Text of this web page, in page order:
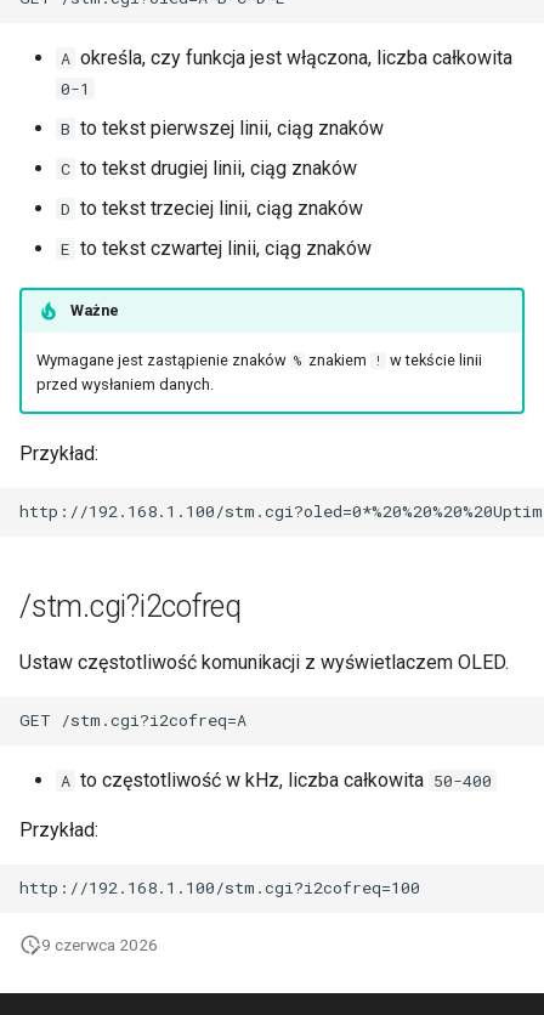
A określa, czy funkcja jest włączona, liczba całkowita
0-1
B to tekst pierwszej linii, ciąg znaków
C to tekst drugiej linii, ciąg znaków
D to tekst trzeciej linii, ciąg znaków
E to tekst czwartej linii, ciąg znaków
Ważne
Wymagane jest zastąpienie znaków % znakiem !
w tekście linii
przed wysłaniem danych.
Przykład:
/stm.cgi?i2cofreq
Ustaw częstotliwość komunikacji z wyświetlaczem OLED.
A to częstotliwość w kHz, liczba całkowita 50-400
Przykład:
9 czerwca 2026